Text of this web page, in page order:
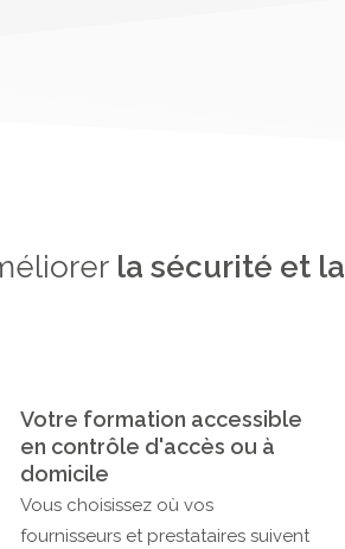
la sécurité et la
Votre formation accessible
en contrôle d'accès ou à
domicile
Vous choisissez où vos
fournisseurs et prestataires suivent